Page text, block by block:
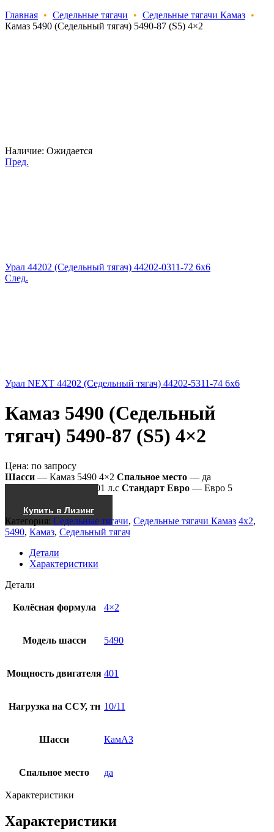
Главная • Седельные тягачи • Седельные тягачи Камаз •
Камаз 5490 (Седельный тягач) 5490-87 (S5) 4×2
Наличие: Ожидается
Пред.
Урал 44202 (Седельный тягач) 44202-0311-72 6x6
След.
Урал NEXT 44202 (Седельный тягач) 44202-5311-74 6x6
Камаз 5490 (Седельный
тягач) 5490-87 (S5) 4×2
Цена: по запросу
Шасси — Камаз 5490 4×2 Спальное место — да
— 401 л.с Стандарт Евро — Евро 5
Купить в Лизинг
Категория: Седельные тягачи, Седельные тягачи Камаз 4x2,
5490, Камаз, Седельный тягач
Детали
Характеристики
Детали
Колёсная формула 4×2
Модель шасси 5490
Мощность двигателя 401
Нагрузка на ССУ, тн 10/11
Шасси КамАЗ
Спальное место да
Характеристики
Характеристики